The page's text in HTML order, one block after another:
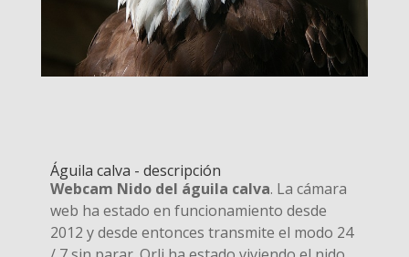
Águila calva - descripción
Webcam Nido del águila calva. La cámara
web ha estado en funcionamiento desde
2012 y desde entonces transmite el modo 24